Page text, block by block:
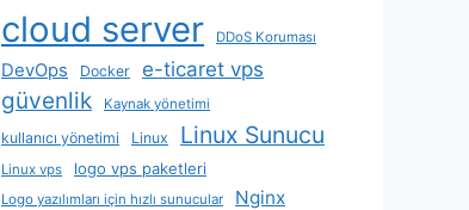
cloud server DDoS Koruması
DevOps Docker e-ticaret vps
güvenlik Kaynak yönetimi
kullanıcı yönetimi Linux Linux Sunucu
Linux vps logo vps paketleri
Logo yazılımları için hızlı sunucular Nginx